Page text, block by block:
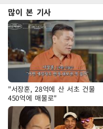
많이 본 기사
"서장훈, 28억에 산 서초 건물
450억에 매물로"